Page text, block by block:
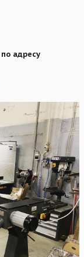
адресу